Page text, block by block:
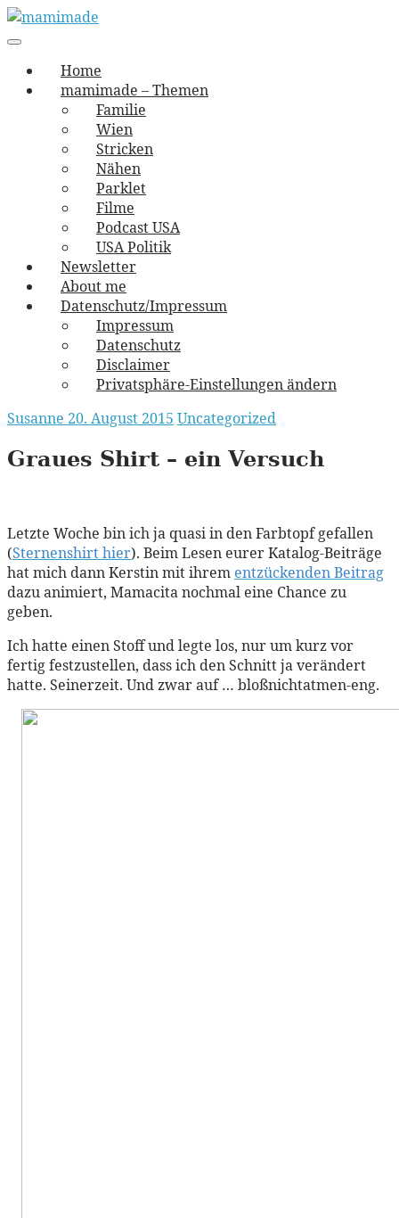
Skip
to
mamimade
vernäht und zugetextet
navigation
Menu
Home
mamimade – Themen
Familie
Wien
Stricken
Nähen
Parklet
Filme
Podcast USA
USA Politik
Newsletter
About me
Datenschutz/Impressum
Impressum
Datenschutz
Disclaimer
Privatsphäre-Einstellungen ändern
Susanne 20. August 2015 Uncategorized
Graues Shirt – ein Versuch
Letzte Woche bin ich ja quasi in den Farbtopf gefallen
(Sternenshirt hier). Beim Lesen eurer Katalog-Beiträge
hat mich dann Kerstin mit ihrem entzückenden Beitrag
dazu animiert, Mamacita nochmal eine Chance zu
geben.
Ich hatte einen Stoff und legte los, nur um kurz vor
fertig festzustellen, dass ich den Schnitt ja verändert
hatte. Seinerzeit. Und zwar auf … bloßnichtatmen-eng.